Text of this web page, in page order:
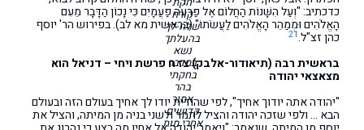
קורח
שלח-לך
בהעלתך
נשא
במדבר
בחקתי
בהר
אמור
קדושים
אחרי מות
כדכתיב: "וְעַל הִשָּׁנוֹת הַחֲלוֹם אֶל פַּרְעֹה פַּעֲמָיִם כִּי נָכוֹן הַדָּבָר מֵעִם
הָאֱלֹהִים וּמְמַהֵר הָאֱלֹהִים לַעֲשֹׂתוֹ" (בראשית מא לב). בפירוש הר' יוסף
כהן זצ"ל.21
בראשית רבה (תיאודור-אלבק) צז ח פרשת ויחי – דניאל הוא
מצאצאי יהודה
"יהודה אתה יודוך אחיך", לפי שהודית יודו לך אחיך בעולם הזה ובעולם
הבא … ולפי שזכה יהודה והציל לתמר ולשני בניה מן המיתה, והציל את